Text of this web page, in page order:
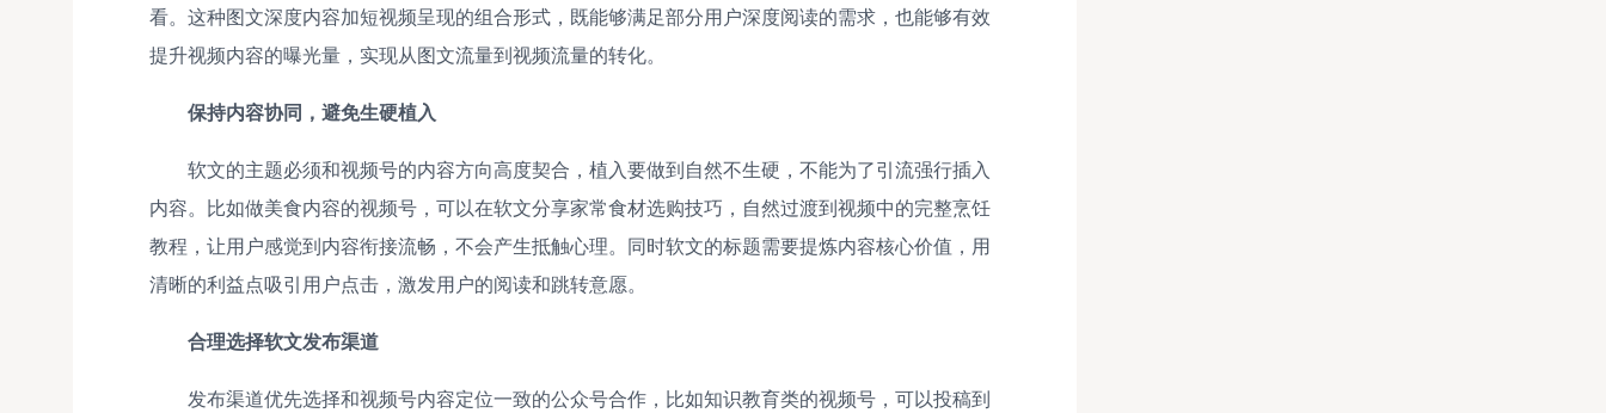
看。这种图文深度内容加短视频呈现的组合形式，既能够满足部分用户深度阅读的需求，也能够有效
提升视频内容的曝光量，实现从图文流量到视频流量的转化。
保持内容协同，避免生硬植入
软文的主题必须和视频号的内容方向高度契合，植入要做到自然不生硬，不能为了引流强行插入
内容。比如做美食内容的视频号，可以在软文分享家常食材选购技巧，自然过渡到视频中的完整烹饪
教程，让用户感觉到内容衔接流畅，不会产生抵触心理。同时软文的标题需要提炼内容核心价值，用
清晰的利益点吸引用户点击，激发用户的阅读和跳转意愿。
合理选择软文发布渠道
发布渠道优先选择和视频号内容定位一致的公众号合作，比如知识教育类的视频号，可以投稿到